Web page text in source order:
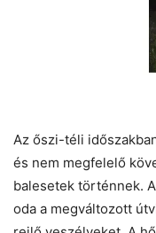
Az őszi-téli
és nem megfelelő
balesetek történnek.
oda a megváltozott